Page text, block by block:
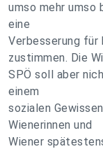
umso mehr umso
eine
Verbesserung
zustimmen. Die
SPÖ soll aber
einem
sozialen
Wienerinnen und
Wiener